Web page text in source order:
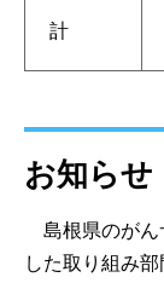
計
お知らせ
島根県のがん
した取り組み